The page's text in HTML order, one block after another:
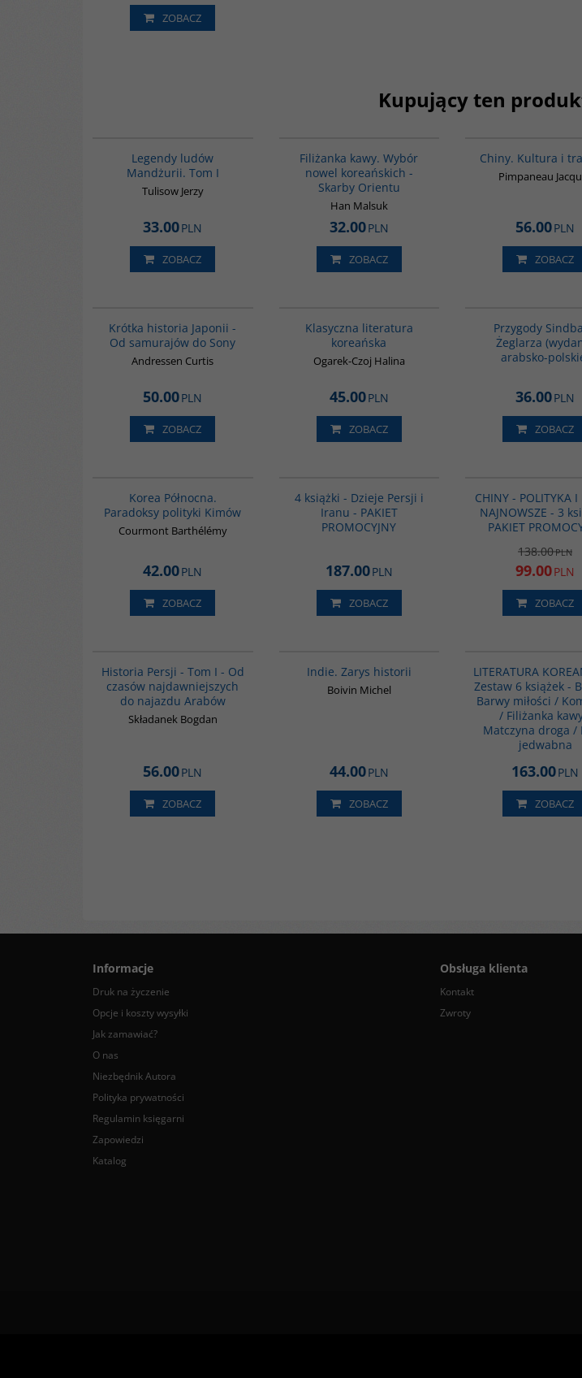
ZOBACZ
Kupujący ten
Legendy ludów
Mandżurii. Tom I
Tulisow Jerzy
33.00PLN
ZOBACZ
Filiżanka kawy. Wybór
nowel koreańskich -
Skarby Orientu
Han Malsuk
32.00PLN
ZOBACZ
Chiny. Kultura i
Pimpaneau
56.00PLN
ZOBACZ
Krótka historia Japonii -
Od samurajów do Sony
Andressen Curtis
50.00PLN
ZOBACZ
Klasyczna literatura
koreańska
Ogarek-Czoj Halina
45.00PLN
ZOBACZ
Przygody
Żeglarza
arabsko-
36.00PLN
ZOBACZ
Korea Północna.
Paradoksy polityki Kimów
Courmont Barthélémy
42.00PLN
ZOBACZ
4 książki - Dzieje Persji i
Iranu - PAKIET
PROMOCYJNY
187.00PLN
ZOBACZ
CHINY - POLITYKA I
NAJNOWSZE - 3
PAKIET
138.00PLN
99.00PLN
ZOBACZ
Historia Persji - Tom I - Od
czasów najdawniejszych
do najazdu Arabów
Składanek Bogdan
56.00PLN
ZOBACZ
Indie. Zarys historii
Boivin Michel
44.00PLN
ZOBACZ
LITERATURA
Zestaw 6 książek -
Barwy miłości /
/ Filiżanka
Matczyna droga /
jedwabna
163.00PLN
ZOBACZ
Informacje
Druk na życzenie
Opcje i koszty wysyłki
Jak zamawiać?
O nas
Niezbędnik Autora
Polityka prywatności
Regulamin księgarni
Zapowiedzi
Katalog
Obsługa klienta
Kontakt
Zwroty